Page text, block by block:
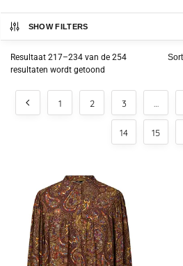
SHOW FILTERS
Resultaat 217–234 van de 254
resultaten wordt getoond
1 2 3 …
14 15